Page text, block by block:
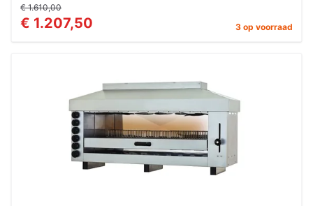
€ 1.610,00
€ 1.207,50 3 op voorraad